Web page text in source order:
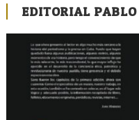
EDITORIAL PABLO